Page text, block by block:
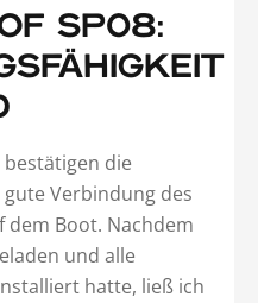
SP08:
bestätigen die
Verbindung des
dem Boot. Nachdem
und alle
hatte, ließ ich